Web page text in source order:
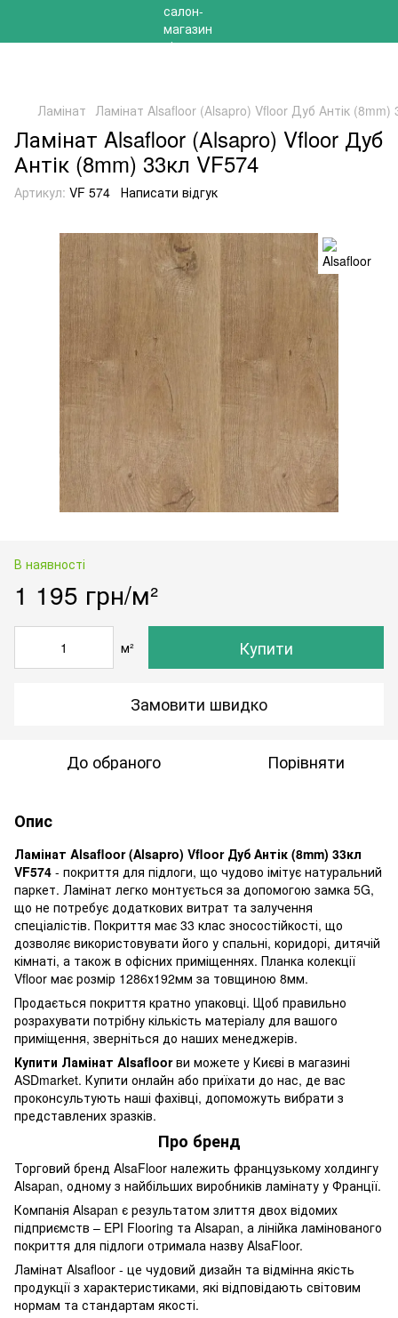
Ламінат Ламінат Alsafloor (Аlsapro) Vfloor Дуб Антік (8mm)
Ламінат Alsafloor (Аlsapro) Vfloor Дуб
Антік (8mm) 33кл VF574
Артикул: VF 574 Написати відгук
В наявності
1 195 грн/м²
м² Купити
Замовити швидко
До обраного Порівняти
Опис
Ламінат Alsafloor (Аlsapro) Vfloor Дуб Антік (8mm) 33кл
VF574 - покриття для підлоги, що чудово імітує натуральний
паркет. Ламінат легко монтується за допомогою замка 5G,
що не потребує додаткових витрат та залучення
спеціалістів. Покриття має 33 клас зносостійкості, що
дозволяє використовувати його у спальні, коридорі, дитячій
кімнаті, а також в офісних приміщеннях. Планка колекції
Vfloor має розмір 1286х192мм за товщиною 8мм.
Продається покриття кратно упаковці. Щоб правильно
розрахувати потрібну кількість матеріалу для вашого
приміщення, зверніться до наших менеджерів.
Купити Ламінат Alsafloorви можете у Києві в магазині
ASDmarket. Купити онлайн або приїхати до нас, де вас
проконсультують наші фахівці, допоможуть вибрати з
представлених зразків.
Про бренд
Торговий бренд AlsaFloor належить французькому холдингу
Alsapan, одному з найбільших виробників ламінату у Франції.
Компанія Alsapan є результатом злиття двох відомих
підприємств – EPI Flooring та Alsapan, а лінійка ламінованого
покриття для підлоги отримала назву AlsaFloor.
Ламінат Alsafloor - це чудовий дизайн та відмінна якість
продукції з характеристиками, які відповідають світовим
нормам та стандартам якості.